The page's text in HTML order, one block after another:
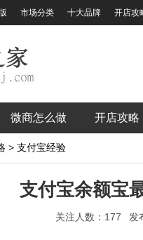
市场分类 十大品牌 开店攻
微商怎么做 开店攻略
> 支付宝经验
支付宝余额宝
关注人数：177 发